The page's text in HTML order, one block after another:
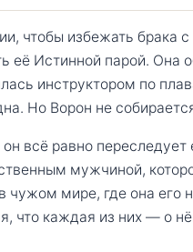
чтобы избежать
её Истинной парой. Она
инструктором по
Но Ворон не
всё равно
мужчиной,
чужом мире, где она его
что каждая из них — о